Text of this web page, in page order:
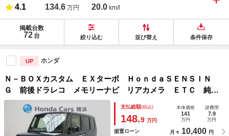
4.1 134.6 万円 20.0 km/l
掲載台数
72 台 絞り込む 並び替え 条件保存
UP ホンダ
Ｎ－ＢＯＸカスタム ＥＸターボ ＨｏｎｄａＳＥＮＳＩＮ
Ｇ 前後ドラレコ メモリーナビ リアカメラ ＥＴＣ 純正
アルミ 両側電動スライドドア 衝突軽減装置 ＬＫＡ ＢＴ
オーディオ Ｄレコ 前席シートヒーター ベンチシート 禁
煙 地デジ
支払総額(税込)
148.9 万円
本体価格
141
万円
諸費用
7.9
万円
据置ローン 月々 10,400 円